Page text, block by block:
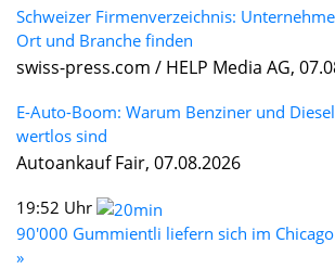
Schweizer Firmenverzeichnis:
Ort und Branche finden
swiss-press.com / HELP Media AG,
E-Auto-Boom: Warum Benziner und
wertlos sind
Autoankauf Fair, 07.08.2026
19:52 Uhr
90'000 Gummientli liefern sich im
»